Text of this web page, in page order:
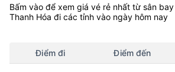
Bấm vào để xem giá vé rẻ nhất từ sân
Thanh Hóa đi các tỉnh vào ngày hôm nay
Điểm đi Điểm đến